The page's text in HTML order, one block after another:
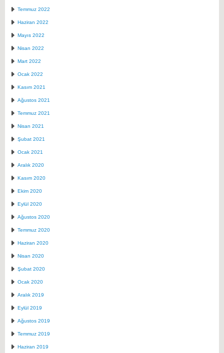
Temmuz 2022
Haziran 2022
Mayıs 2022
Nisan 2022
Mart 2022
Ocak 2022
Kasım 2021
Ağustos 2021
Temmuz 2021
Nisan 2021
Şubat 2021
Ocak 2021
Aralık 2020
Kasım 2020
Ekim 2020
Eylül 2020
Ağustos 2020
Temmuz 2020
Haziran 2020
Nisan 2020
Şubat 2020
Ocak 2020
Aralık 2019
Eylül 2019
Ağustos 2019
Temmuz 2019
Haziran 2019